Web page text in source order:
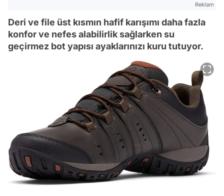
Reklam
Deri ve file üst kısmın hafif karışımı daha fazla
konfor ve nefes alabilirlik sağlarken su
geçirmez bot yapısı ayaklarınızı kuru tutuyor.